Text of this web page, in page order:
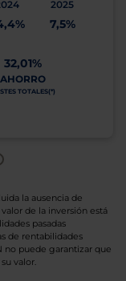
2025
7,5%
32,01%
AHORRO
TOTALES(*)
la ausencia de
de la inversión está
pasadas
de rentabilidades
no puede garantizar que
valor.